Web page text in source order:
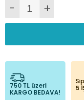
- +
750 TL üzeri
KARGO BEDAVA!
5